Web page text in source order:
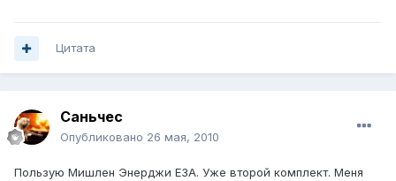
Цитата
Саньчес
Опубликовано 26 мая, 2010
Пользую Мишлен Энерджи Е3А. Уже второй комплект. Меня